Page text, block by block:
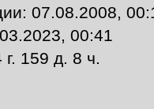
07.08.2008,
00:41
159 д. 8 ч.